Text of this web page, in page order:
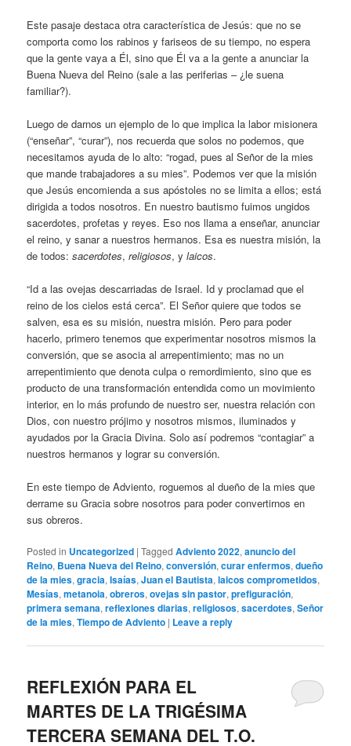
Este pasaje destaca otra característica de Jesús: que no se
comporta como los rabinos y fariseos de su tiempo, no espera
que la gente vaya a Él, sino que Él va a la gente a anunciar la
Buena Nueva del Reino (sale a las periferias – ¿le suena
familiar?).
Luego de darnos un ejemplo de lo que implica la labor misionera
(“enseñar”, “curar”), nos recuerda que solos no podemos, que
necesitamos ayuda de lo alto: “rogad, pues al Señor de la mies
que mande trabajadores a su mies”. Podemos ver que la misión
que Jesús encomienda a sus apóstoles no se limita a ellos; está
dirigida a todos nosotros. En nuestro bautismo fuimos ungidos
sacerdotes, profetas y reyes. Eso nos llama a enseñar, anunciar
el reino, y sanar a nuestros hermanos. Esa es nuestra misión, la
de todos:sacerdotes,religiosos, ylaicos.
“Id a las ovejas descarriadas de Israel. Id y proclamad que el
reino de los cielos está cerca”. El Señor quiere que todos se
salven, esa es su misión, nuestra misión. Pero para poder
hacerlo, primero tenemos que experimentar nosotros mismos la
conversión, que se asocia al arrepentimiento; mas no un
arrepentimiento que denota culpa o remordimiento, sino que es
producto de una transformación entendida como un movimiento
interior, en lo más profundo de nuestro ser, nuestra relación con
Dios, con nuestro prójimo y nosotros mismos, iluminados y
ayudados por la Gracia Divina. Solo así podremos “contagiar” a
nuestros hermanos y lograr su conversión.
En este tiempo de Adviento, roguemos al dueño de la mies que
derrame su Gracia sobre nosotros para poder convertirnos en
sus obreros.
Posted in Uncategorized |Tagged Adviento 2022,anuncio del
Reino, Buena Nueva del Reino,conversión,curar enfermos,dueño
de la mies,gracia,Isaías,Juan el Bautista,laicos comprometidos,
Mesías,metanoia,obreros,ovejas sin pastor,prefiguración,
primera semana,reflexiones diarias,religiosos,sacerdotes,Señor
de la mies,Tiempo de Adviento | Leave a reply
REFLEXIÓN PARA EL
MARTES DE LA TRIGÉSIMA
TERCERA SEMANA DEL T.O.